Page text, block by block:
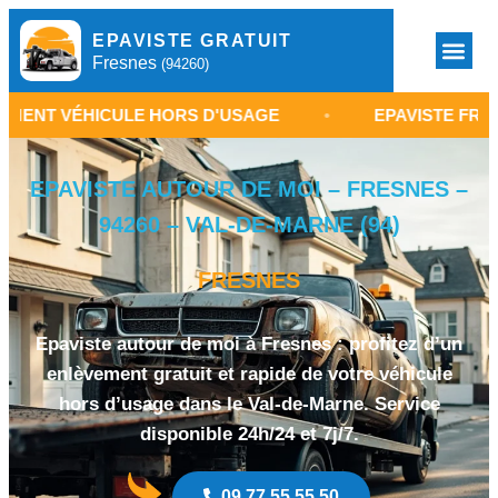
EPAVISTE GRATUIT
Fresnes (94260)
HORS D'USAGE • EPAVISTE FRESNES 94260
EPAVISTE AUTOUR DE MOI – FRESNES –
94260 – VAL-DE-MARNE (94)
FRESNES
Epaviste autour de moi à Fresnes : profitez d’un
enlèvement gratuit et rapide de votre véhicule
hors d’usage dans le Val-de-Marne. Service
disponible 24h/24 et 7j/7.